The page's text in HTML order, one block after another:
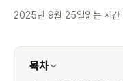
2025년 9월 25일읽는 시
목차